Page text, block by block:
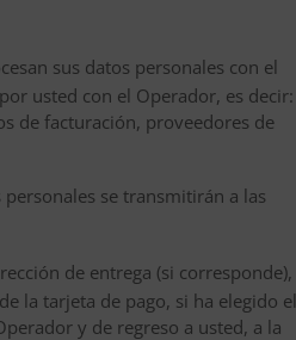
sus datos personales con el
usted con el Operador, es decir:
de facturación, proveedores de
se transmitirán a las
de entrega (si corresponde),
la tarjeta de pago, si ha elegido el
y de regreso a usted, a la